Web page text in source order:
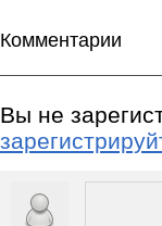
Комментарии
Вы не